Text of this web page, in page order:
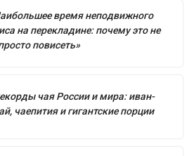
время неподвижного
на перекладине: почему это не
повисеть»
чая России и мира: иван-
чаепития и гигантские порции